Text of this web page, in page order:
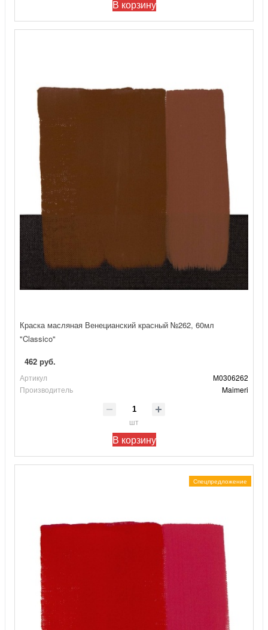
В корзину
Краска масляная Венецианский красный №262, 60мл
"Classico"
462 руб.
Артикул
М0306262
Производитель
Maimeri
шт
В корзину
Спецпредложение